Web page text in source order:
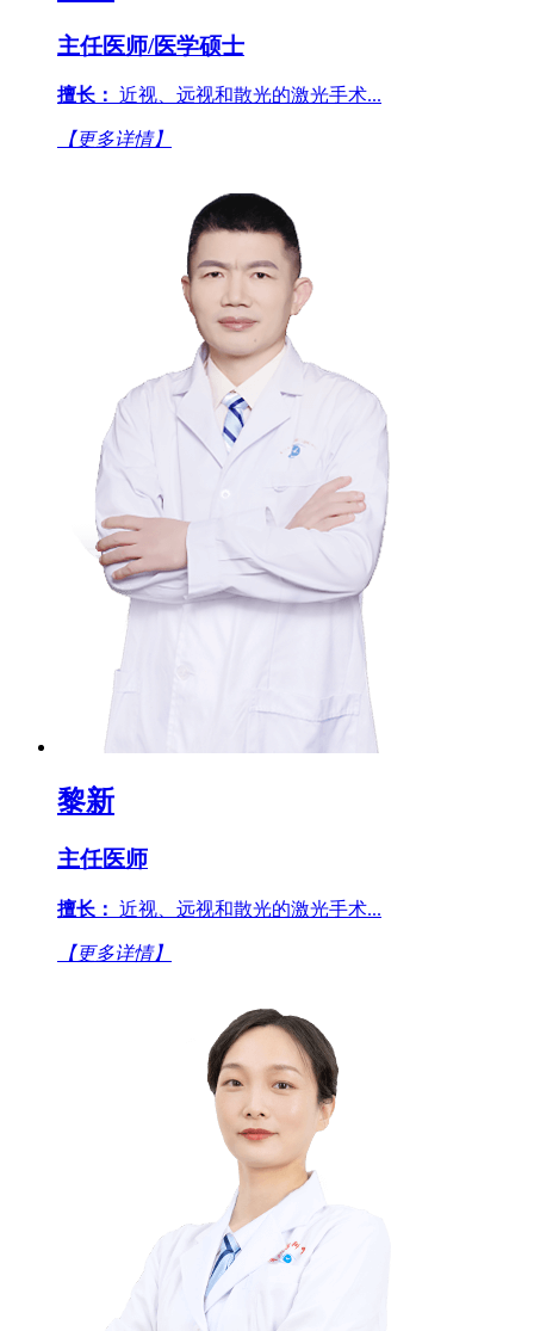
主任医师/医学硕士
擅长： 近视、远视和散光的激光手术...
【更多详情】
黎新
主任医师
擅长： 近视、远视和散光的激光手术...
【更多详情】